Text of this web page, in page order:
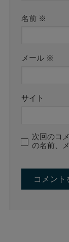
名前 ※
メール ※
サイト
次回のコ
の名前、